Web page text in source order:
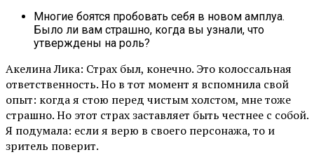
Многие боятся пробовать себя в новом амплуа.
Было ли вам страшно, когда вы узнали, что
утверждены на роль?
Акелина Лика: Страх был, конечно. Это колоссальная
ответственность. Но в тот момент я вспомнила свой
опыт: когда я стою перед чистым холстом, мне тоже
страшно. Но этот страх заставляет быть честнее с собой.
Я подумала: если я верю в своего персонажа, то и
зритель поверит.